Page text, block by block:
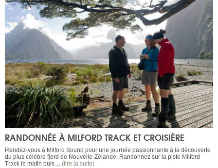
RANDONNÉE À MILFORD TRACK ET CROISIÈRE
Rendez-vous à Milford Sound pour une journée passionnante à la découverte
du plus célèbre fjord de Nouvelle-Zélande. Randonnez sur la piste Milford
Track le matin puis ... (lire la suite)